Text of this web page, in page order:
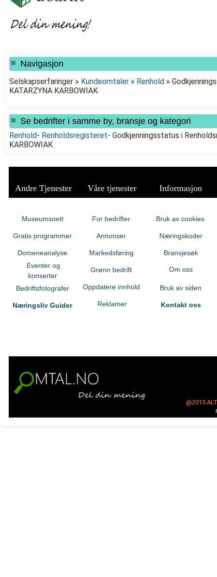
Navigasjon
Selskapserfaringer » Kundeomtaler » Renhold »
KATARZYNA KARBOWIAK
Se bedrifter i samme by, bransje og kategori
Renhold- Renholdsregisteret- Godkjenningsstatus i
KARBOWIAK
Andre Tjenester Våre tjenester Informasjon
Museumsnett
Gratis programmer
Domeneanalyse
Eventer og
konserter
Bedriftsfotografer
Næringsliv Guider
For bedrifter
Annonser
Markedsføring
Grønn bedrift
Oppdatere innhold
Reklamer
Bruk av cookies
Næringskoder
Bransjesøk
Om oss
Bruk av siden
Kontakt oss
@2015